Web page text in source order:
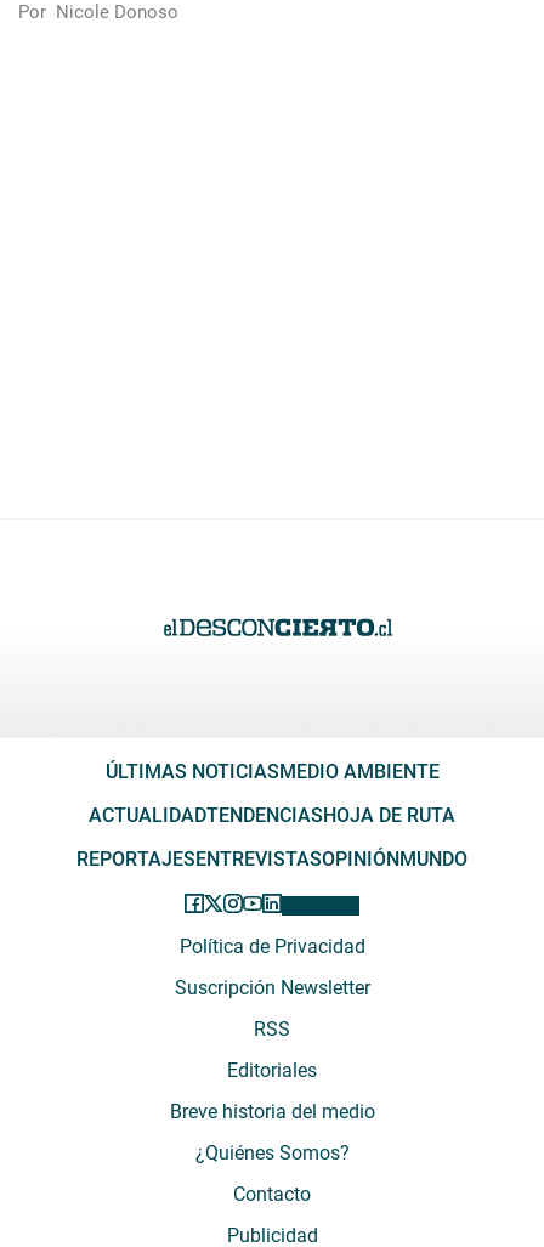
Por Nicole Donoso
ÚLTIMAS NOTICIAS MEDIO AMBIENTE
ACTUALIDADTENDENCIAS HOJA DE RUTA
REPORTAJES ENTREVISTASOPINIÓN MUNDO
Política de Privacidad
Suscripción Newsletter
RSS
Editoriales
Breve historia del medio
¿Quiénes Somos?
Contacto
Publicidad